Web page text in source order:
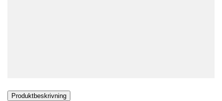
Produktbeskrivning